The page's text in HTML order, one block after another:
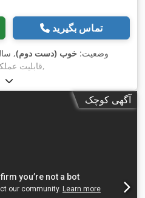
تماس بگیرید
وضعیت: خوب (دست دوم),
, قابلیت,
آگهی کوچک